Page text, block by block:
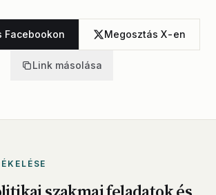
Facebookon Megosztás X-en
Link másolása